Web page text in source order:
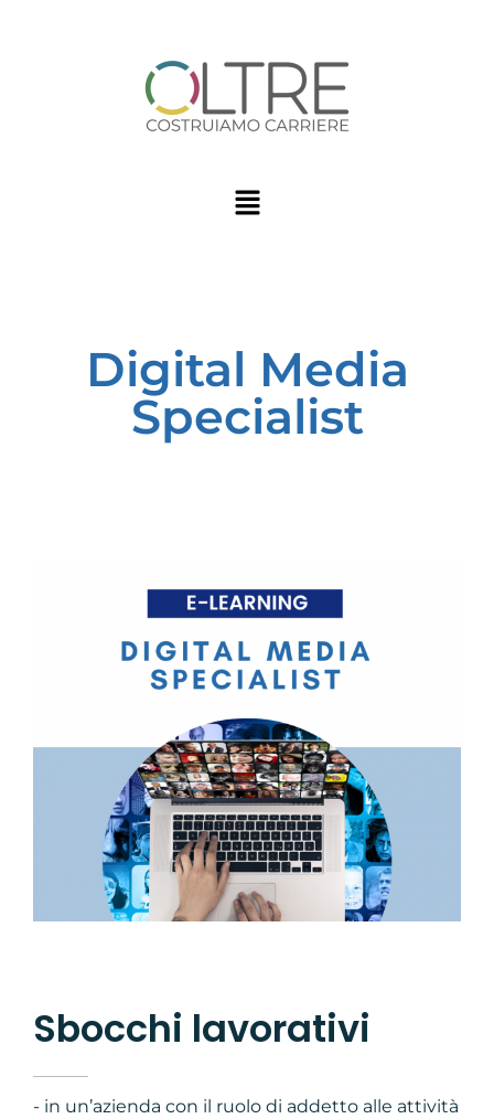
Digital Media
Specialist
Sbocchi lavorativi
- in un’azienda con il ruolo di addetto alle attività